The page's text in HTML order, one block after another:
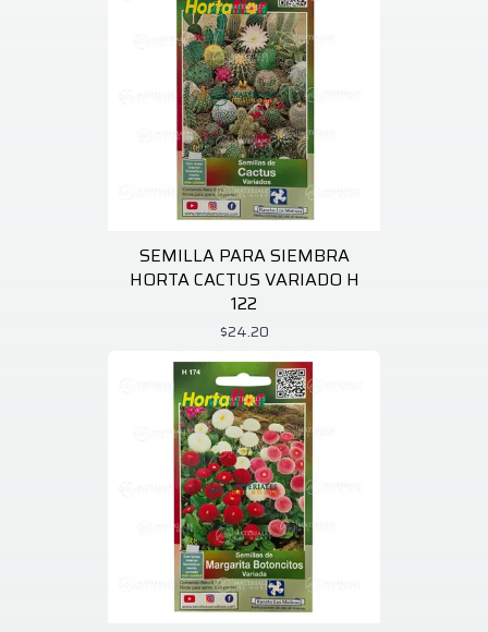
SEMILLA PARA SIEMBRA
HORTA CACTUS VARIADO H
122
$24.20